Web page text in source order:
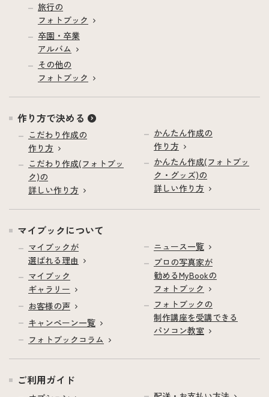
旅行の
フォトブック
卒園・卒業
アルバム
その他の
フォトブック
作り方で決める
こだわり作成の
作り方
こだわり作成(フォトブッ
ク)の
詳しい作り方
かんたん作成の
作り方
かんたん作成(フォトブッ
ク・グッズ)の
詳しい作り方
マイブックについて
マイブックが
選ばれる理由
マイブック
ギャラリー
お客様の声
キャンペーン一覧
フォトブックコラム
ニュース一覧
プロの写真家が
勧めるMyBookの
フォトブック
フォトブックの
制作講座を受講できる
パソコン教室
ご利用ガイド